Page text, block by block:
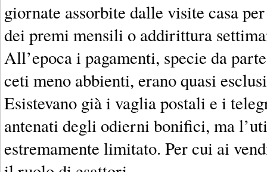
giornate assorbite dalle visite casa
dei premi mensili o addirittura
All’epoca i pagamenti, specie da
ceti meno abbienti, erano quasi
Esistevano già i vaglia postali e i
antenati degli odierni bonifici, ma
estremamente limitato. Per cui ai